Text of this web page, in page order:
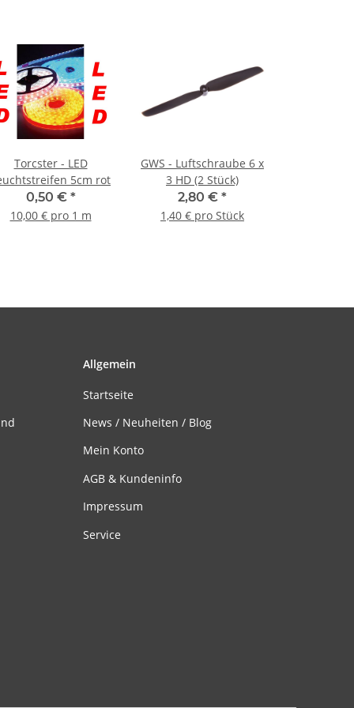
Torcster - LED
5cm rot
0,50 € *
10,00 € pro 1 m
GWS - Luftschraube 6 x
3 HD (2 Stück)
2,80 € *
1,40 € pro Stück
Allgemein
Startseite
News / Neuheiten / Blog
Mein Konto
AGB & Kundeninfo
Impressum
Service